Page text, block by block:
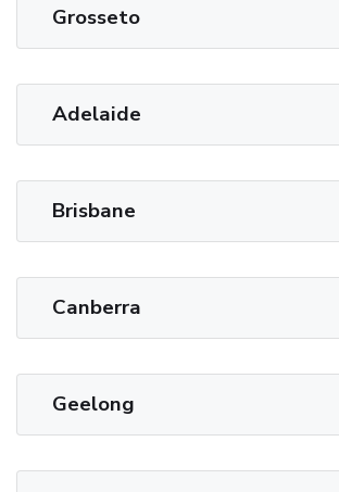
Grosseto
Adelaide
Brisbane
Canberra
Geelong